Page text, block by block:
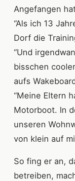
Angefangen
“Als ich 13
Dorf die
“Und
bisschen
aufs
“Meine Eltern
Motorboot. In
unseren
von klein auf
So fing er an,
betreiben,